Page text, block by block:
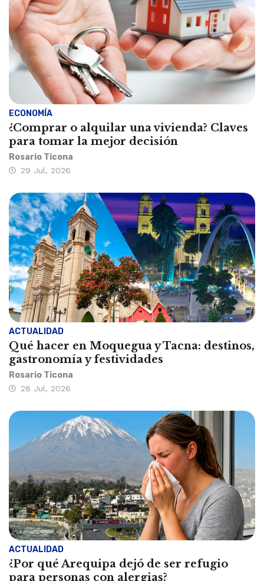
ECONOMÍA
¿Comprar o alquilar una vivienda? Claves
para tomar la mejor decisión
Rosario Ticona
29 Jul, 2026
ACTUALIDAD
Qué hacer en Moquegua y Tacna: destinos,
gastronomía y festividades
Rosario Ticona
28 Jul, 2026
ACTUALIDAD
¿Por qué Arequipa dejó de ser refugio
para personas con alergias?